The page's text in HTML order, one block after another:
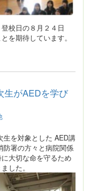
校日の８月２４日
を期待しています。
がAEDを学び
を対象とした AED講
防署の方々と病院関係
大切な命を守るため
した。